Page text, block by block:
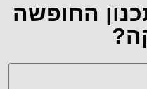
החופשה